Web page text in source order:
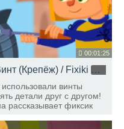
00:01:25
Фиксики - История вещей - Винт (Крепёж) / FixikiHD
винты
детали друг с другом!
рассказывает фиксик